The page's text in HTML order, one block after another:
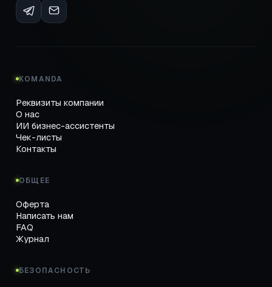
KOMANDA
Реквизиты компании
О нас
ИИ бизнес-ассистенты
Чек-листы
Контакты
ОБЩЕЕ
Оферта
Написать нам
FAQ
Журнал
БЕЗОПАСНОСТЬ